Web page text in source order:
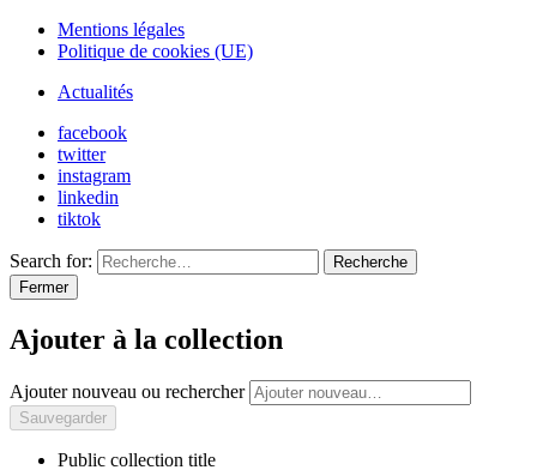
Mentions légales
Politique de cookies (UE)
Actualités
facebook
twitter
instagram
linkedin
tiktok
Search for:
Recherche
Fermer
Ajouter à la collection
Ajouter nouveau ou rechercher
Public collection title